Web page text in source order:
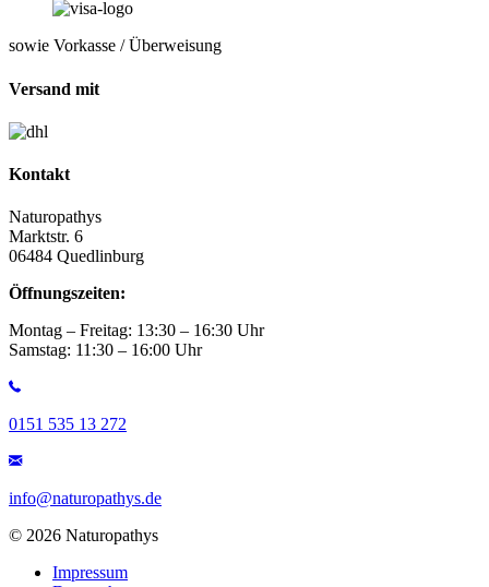
sowie Vorkasse / Überweisung
Versand mit
Kontakt
Naturopathys
Marktstr. 6
06484 Quedlinburg
Öffnungszeiten:
Montag – Freitag: 13:30 – 16:30 Uhr
Samstag: 11:30 – 16:00 Uhr
0151 535 13 272
info@naturopathys.de
© 2026 Naturopathys
Impressum